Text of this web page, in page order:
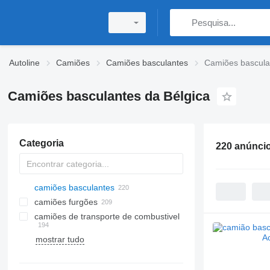
Autoline Camiões Camiões basculantes Camiões
Camiões basculantes da Bélgica
Categoria
camiões basculantes
camiões furgões
camiões de transporte de combustivel
mostrar tudo
220